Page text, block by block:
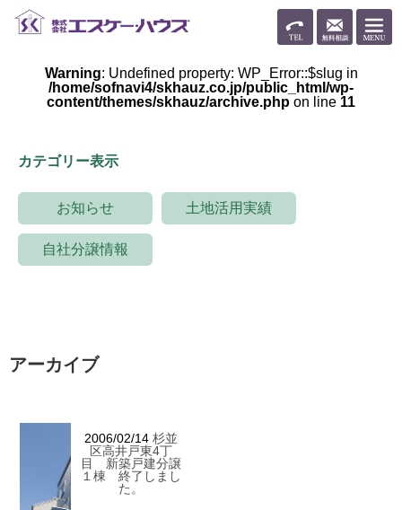
Warning: Undefined property: WP_Error::$slug in
/home/sofnavi4/skhauz.co.jp/public_html/wp-
content/themes/skhauz/archive.php on line 11
カテゴリー表示
お知らせ 土地活用実績
自社分譲情報
アーカイブ
2006/02/14 杉並
区高井戸東4丁
目 新築戸建分譲
１棟 終了しまし
た。